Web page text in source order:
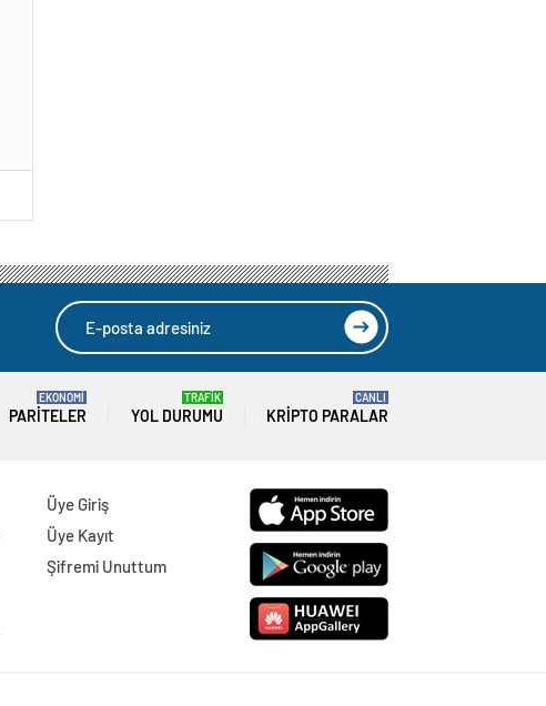
PARITELER
EKONOMİ
YOL DURUMU
TRAFİK
KRIPTO PARALAR
CANLI
Üye Giriş
Üye Kayıt
Şifremi Unuttum